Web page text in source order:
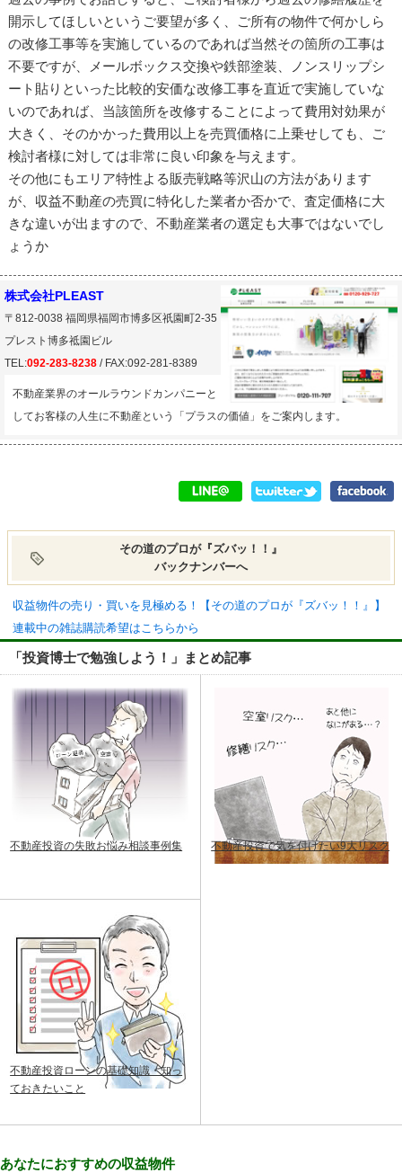
開示してほしいというご要望が多く、ご所有の物件で何かしら
の改修工事等を実施しているのであれば当然その箇所の工事は
不要ですが、メールボックス交換や鉄部塗装、ノンスリップシ
ート貼りといった比較的安価な改修工事を直近で実施していな
いのであれば、当該箇所を改修することによって費用対効果が
大きく、そのかかった費用以上を売買価格に上乗せしても、ご
検討者様に対しては非常に良い印象を与えます。
その他にもエリア特性よる販売戦略等沢山の方法があります
が、収益不動産の売買に特化した業者か否かで、査定価格に大
きな違いが出ますので、不動産業者の選定も大事ではないでし
ょうか
株式会社PLEAST
〒812-0038 福岡県福岡市博多区祇園町2-35
プレスト博多祗園ビル
TEL:092-283-8238 / FAX:092-281-8389
不動産業界のオールラウンドカンパニーと
してお客様の人生に不動産という「プラスの価値」をご案内します。
その道のプロが『ズバッ！！』
バックナンバーへ
収益物件の売り・買いを見極める！【その道のプロが『ズバッ！！』】
連載中の雑誌購読希望はこちらから
「投資博士で勉強しよう！」まとめ記事
不動産投資の失敗お悩み相談事例集 不動産投資で気を付けたい9大リスク
不動産投資ローンの基礎知識・知っ
ておきたいこと
あなたにおすすめの収益物件